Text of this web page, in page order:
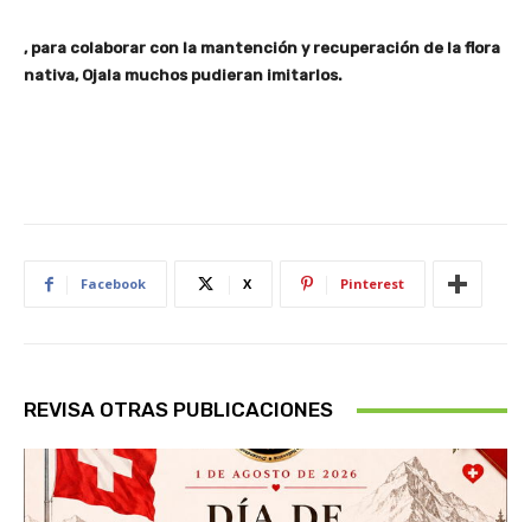
, para colaborar con la mantención y recuperación de la flora
nativa, Ojala muchos pudieran imitarlos.
Facebook X Pinterest
REVISA OTRAS PUBLICACIONES